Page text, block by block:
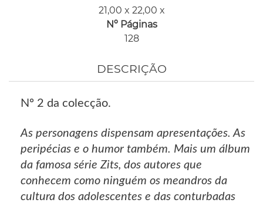
21,00 x 22,00 x
Nº Páginas
128
DESCRIÇÃO
Nº 2 da colecção.
As personagens dispensam apresentações. As
peripécias e o humor também. Mais um álbum
da famosa série Zits, dos autores que
conhecem como ninguém os meandros da
cultura dos adolescentes e das conturbadas